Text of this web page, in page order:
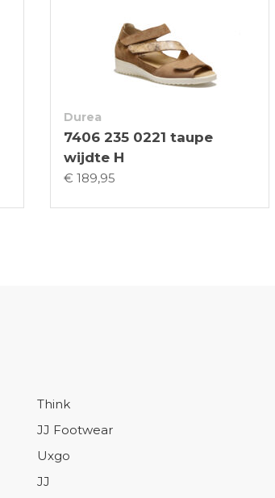
Durea
7406 235 0221 taupe
wijdte H
€ 189,95
Think
JJ Footwear
Uxgo
JJ